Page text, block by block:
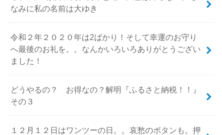
なみに私の名前は大ゆき
令和２年２０２０年は2ばかり！そして幸運のお守り
へ最後のお礼を。。なんかいろいろありがとうござい
ました！
どうやるの？ お得なの？解明『ふるさと納税！！』
その３
１２月１２日はワンツーの日。。哀愁のボタンも。押